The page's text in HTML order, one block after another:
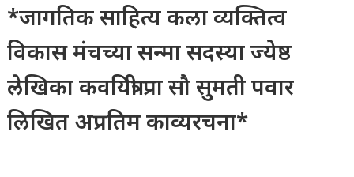
*जागतिक साहित्य कला व्यक्तित्व
विकास मंचच्या सन्मा सदस्या ज्येष्ठ
लेखिका कवयित्री प्रा सौ सुमती पवार
लिखित अप्रतिम काव्यरचना*